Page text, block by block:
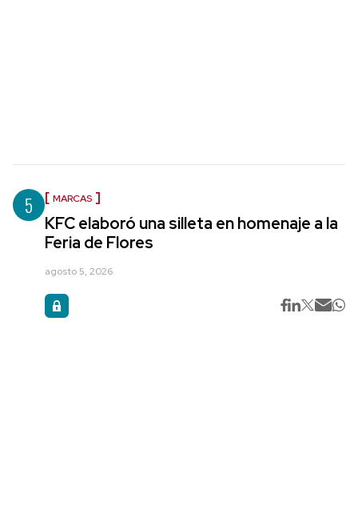
5 MARCAS
KFC elaboró una silleta en homenaje a la
Feria de Flores
agosto 5, 2026